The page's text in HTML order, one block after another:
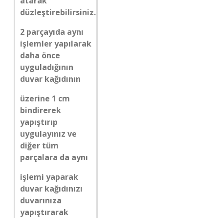
düzleştirebilirsiniz.
2 parçayıda aynı
işlemler yapılarak
daha önce
uyguladığının
duvar kağıdının
üzerine 1 cm
bindirerek
yapıştırıp
uygulayınız ve
diğer tüm
parçalara da aynı
işlemi yaparak
duvar kağıdınızı
duvarınıza
yapıştırarak